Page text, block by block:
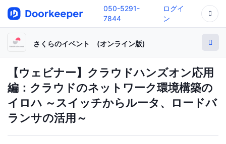
050-5291-
7844
ログイ
ン
さくらのイベント (オンライン版)
【ウェビナー】クラウドハンズオン応用
編：クラウドのネットワーク環境構築の
イロハ ～スイッチからルータ、ロードバ
ランサの活用～